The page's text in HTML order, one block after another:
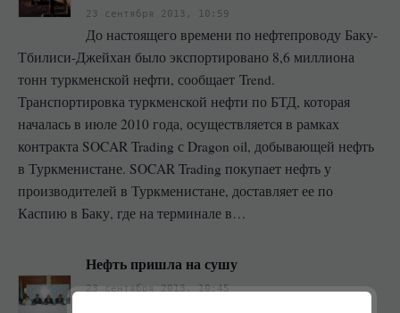
23 сентября 2013, 10:59
До настоящего времени по нефтепроводу Баку-
Тбилиси-Джейхан было экспортировано 8,6 миллиона
тонн туркменской нефти, сообщает Trend.
Транспортировка туркменской нефти по БТД, которая
началась в июле 2010 года, осуществляется в рамках
контракта SOCAR Trading с Dragon oil, добывающей нефть
в Туркменистане. SOCAR Trading покупает нефть у
производителей в Туркменистане, доставляет ее по
Каспию в Баку, где на терминале в…
Нефть пришла на сушу
23 сентября 2013, 10:45